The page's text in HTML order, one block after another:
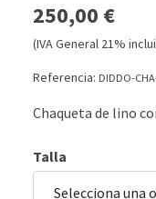
250,00 €
(IVA General 21%
Referencia: DIDDO-
Chaqueta de lino
Talla